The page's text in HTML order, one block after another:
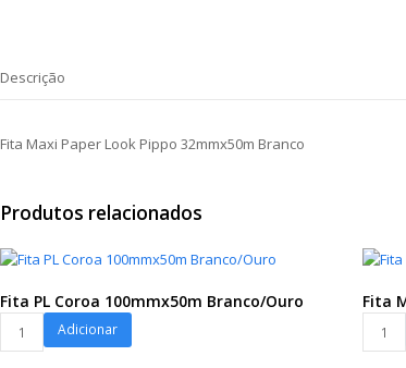
Descrição
Fita Maxi Paper Look Pippo 32mmx50m Branco
Produtos relacionados
Fita PL Coroa 100mmx50m Branco/Ouro
Adicionar
Fita